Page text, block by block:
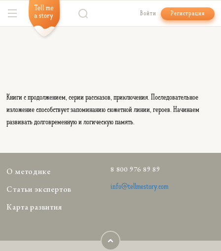
Войти Регистрация
Книги с продолжением, серии рассказов, приключения. Последовательное
изложение способствует запоминанию сюжетной линии, героев. Начинаем
развивать долговременную и логическую память.
О методике
Статьи экспертов
Карта развития
8 800 976 89 89
info@tellmestory.com